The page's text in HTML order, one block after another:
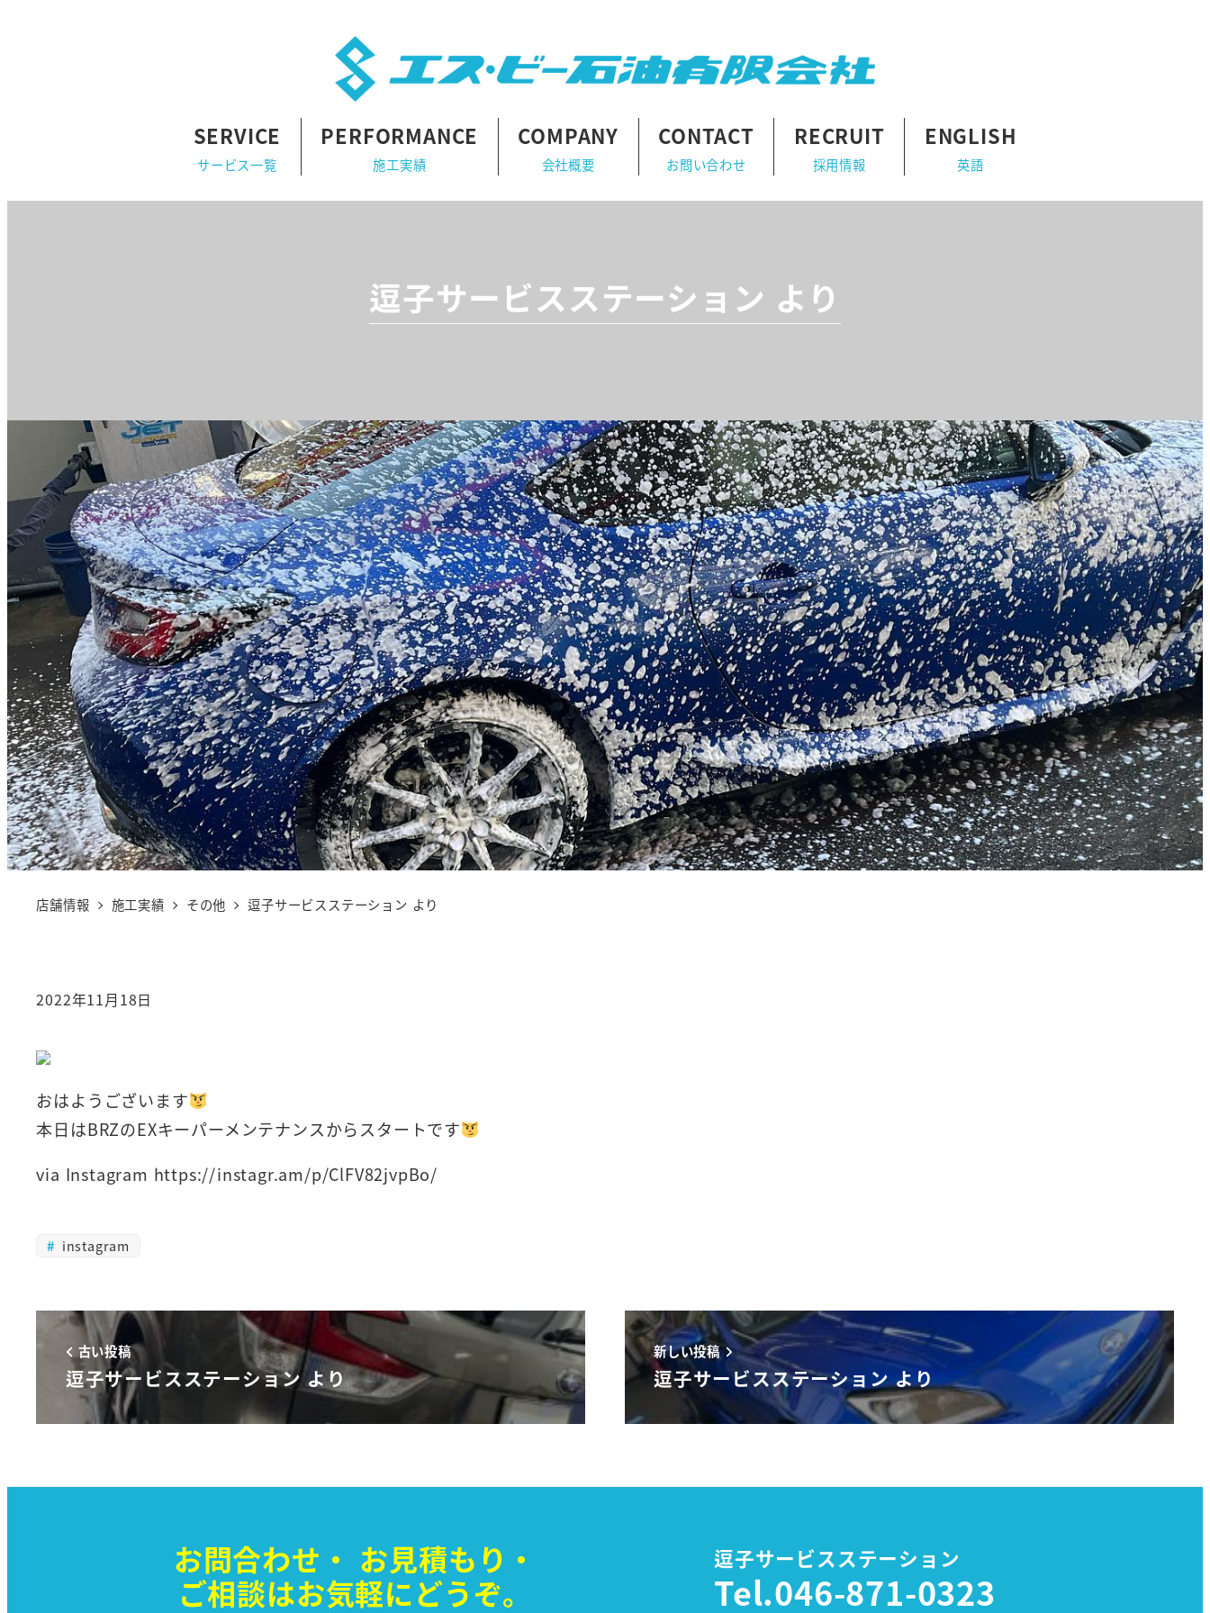
SERVICE
サービス一覧
PERFORMANCE
施工実績
COMPANY
会社概要
CONTACT
お問い合わせ
RECRUIT
採用情報
ENGLISH
英語
逗子サービスステーション より
店舗情報 施工実績 その他 逗子サービスステーション より
2022年11月18日
おはようございます
本日はBRZのEXキーパーメンテナンスからスタートです
via Instagram https://instagr.am/p/ClFV82jvpBo/
instagram
古い投稿
逗子サービスステーション より
新しい投稿
逗子サービスステーション より
お問合わせ・ お見積もり・
ご相談はお気軽にどうぞ。
逗子サービスステーション
Tel.046-871-0323